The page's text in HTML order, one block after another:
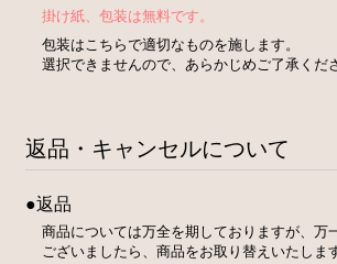
掛け紙、包装は無料です。
包装はこちらで適切なものを施します。
選択できませんので、あらかじめご了承くだ
返品・キャンセルについて
●返品
商品については万全を期しておりますが、万
ございましたら、商品をお取り替えいたしま